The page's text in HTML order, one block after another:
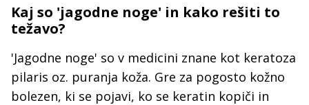
Kaj so 'jagodne noge' in kako rešiti to
težavo?
'Jagodne noge' so v medicini znane kot keratoza
pilaris oz. puranja koža. Gre za pogosto kožno
bolezen, ki se pojavi, ko se keratin kopiči in